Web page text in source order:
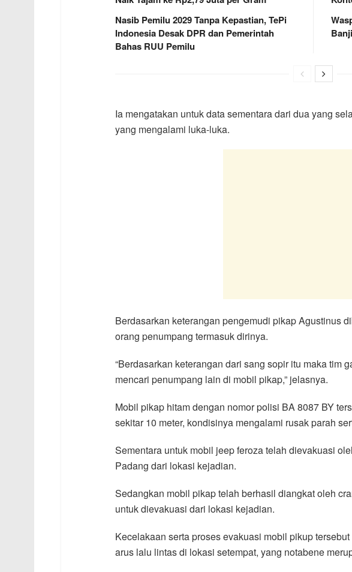
Nasib Pemilu 2029 Tanpa Kepastian, TePi
Indonesia Desak DPR dan Pemerintah
Bahas RUU Pemilu
Ia mengatakan untuk data sementara dari dua yang
yang mengalami luka-luka.
Berdasarkan keterangan pengemudi pikap Agustinus
orang penumpang termasuk dirinya.
“Berdasarkan keterangan dari sang sopir itu maka tim
mencari penumpang lain di mobil pikap,” jelasnya.
Mobil pikap hitam dengan nomor polisi BA 8087 BY
sekitar 10 meter, kondisinya mengalami rusak parah
Sementara untuk mobil jeep feroza telah dievakuasi
Padang dari lokasi kejadian.
Sedangkan mobil pikap telah berhasil diangkat oleh
untuk dievakuasi dari lokasi kejadian.
Kecelakaan serta proses evakuasi mobil pikup
arus lalu lintas di lokasi setempat, yang notabene